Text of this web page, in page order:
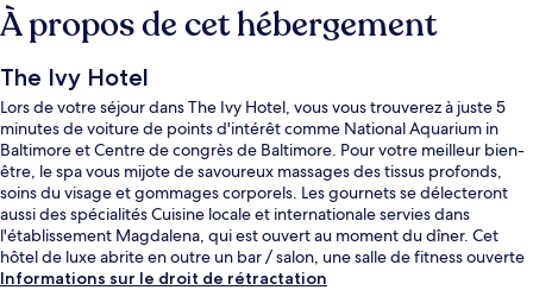
À propos de cet hébergement
The Ivy Hotel
Lors de votre séjour dans The Ivy Hotel, vous vous trouverez à juste 5
minutes de voiture de points d'intérêt comme National Aquarium in
Baltimore et Centre de congrès de Baltimore. Pour votre meilleur bien-
être, le spa vous mijote de savoureux massages des tissus profonds,
soins du visage et gommages corporels. Les gournets se délecteront
aussi des spécialités Cuisine locale et internationale servies dans
l'établissement Magdalena, qui est ouvert au moment du dîner. Cet
hôtel de luxe abrite en outre un bar / salon, une salle de fitness ouverte
24 h/24 et une salle de fitness. Le personnel attentionné et la
Informations sur le droit de rétractation